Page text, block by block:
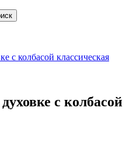
с колбасой классическая
с колбасой